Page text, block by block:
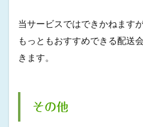
当サービスではできかねます
もっともおすすめできる配送
きます。
その他